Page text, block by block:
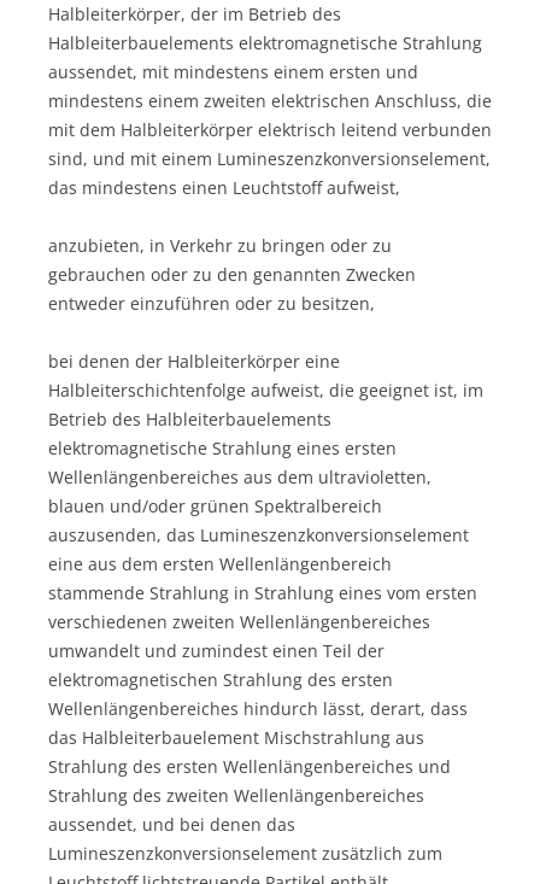
Halbleiterkörper, der im Betrieb des
Halbleiterbauelements elektromagnetische Strahlung
aussendet, mit mindestens einem ersten und
mindestens einem zweiten elektrischen Anschluss, die
mit dem Halbleiterkörper elektrisch leitend verbunden
sind, und mit einem Lumineszenzkonversionselement,
das mindestens einen Leuchtstoff aufweist,
anzubieten, in Verkehr zu bringen oder zu
gebrauchen oder zu den genannten Zwecken
entweder einzuführen oder zu besitzen,
bei denen der Halbleiterkörper eine
Halbleiterschichtenfolge aufweist, die geeignet ist, im
Betrieb des Halbleiterbauelements
elektromagnetische Strahlung eines ersten
Wellenlängenbereiches aus dem ultravioletten,
blauen und/oder grünen Spektralbereich
auszusenden, das Lumineszenzkonversionselement
eine aus dem ersten Wellenlängenbereich
stammende Strahlung in Strahlung eines vom ersten
verschiedenen zweiten Wellenlängenbereiches
umwandelt und zumindest einen Teil der
elektromagnetischen Strahlung des ersten
Wellenlängenbereiches hindurch lässt, derart, dass
das Halbleiterbauelement Mischstrahlung aus
Strahlung des ersten Wellenlängenbereiches und
Strahlung des zweiten Wellenlängenbereiches
aussendet, und bei denen das
Lumineszenzkonversionselement zusätzlich zum